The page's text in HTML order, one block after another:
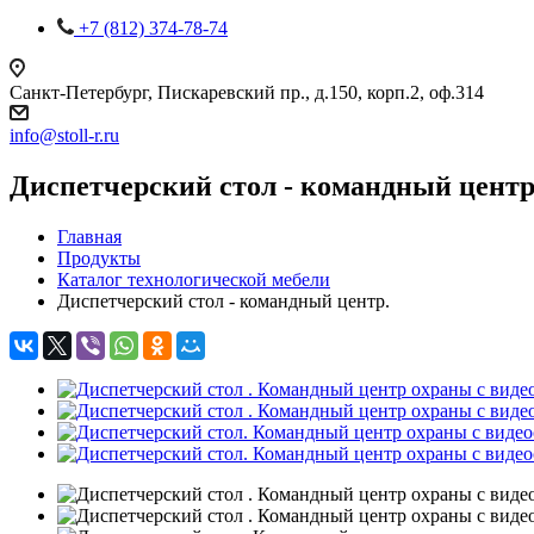
+7 (812) 374-78-74
Санкт-Петербург, Пискаревский пр., д.150, корп.2, оф.314
info@stoll-r.ru
Диспетчерский стол - командный
Главная
Продукты
Каталог технологической мебели
Диспетчерский стол - командный центр.